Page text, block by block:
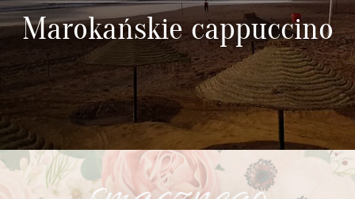
Marokańskie cappuccino